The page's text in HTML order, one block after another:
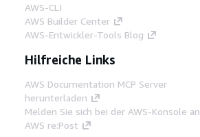
AWS-CLI
AWS Builder Center
AWS-Entwickler-Tools Blog
Hilfreiche Links
AWS Documentation MCP Server
herunterladen
Melden Sie sich bei der AWS-Konsole an
AWS re:Post